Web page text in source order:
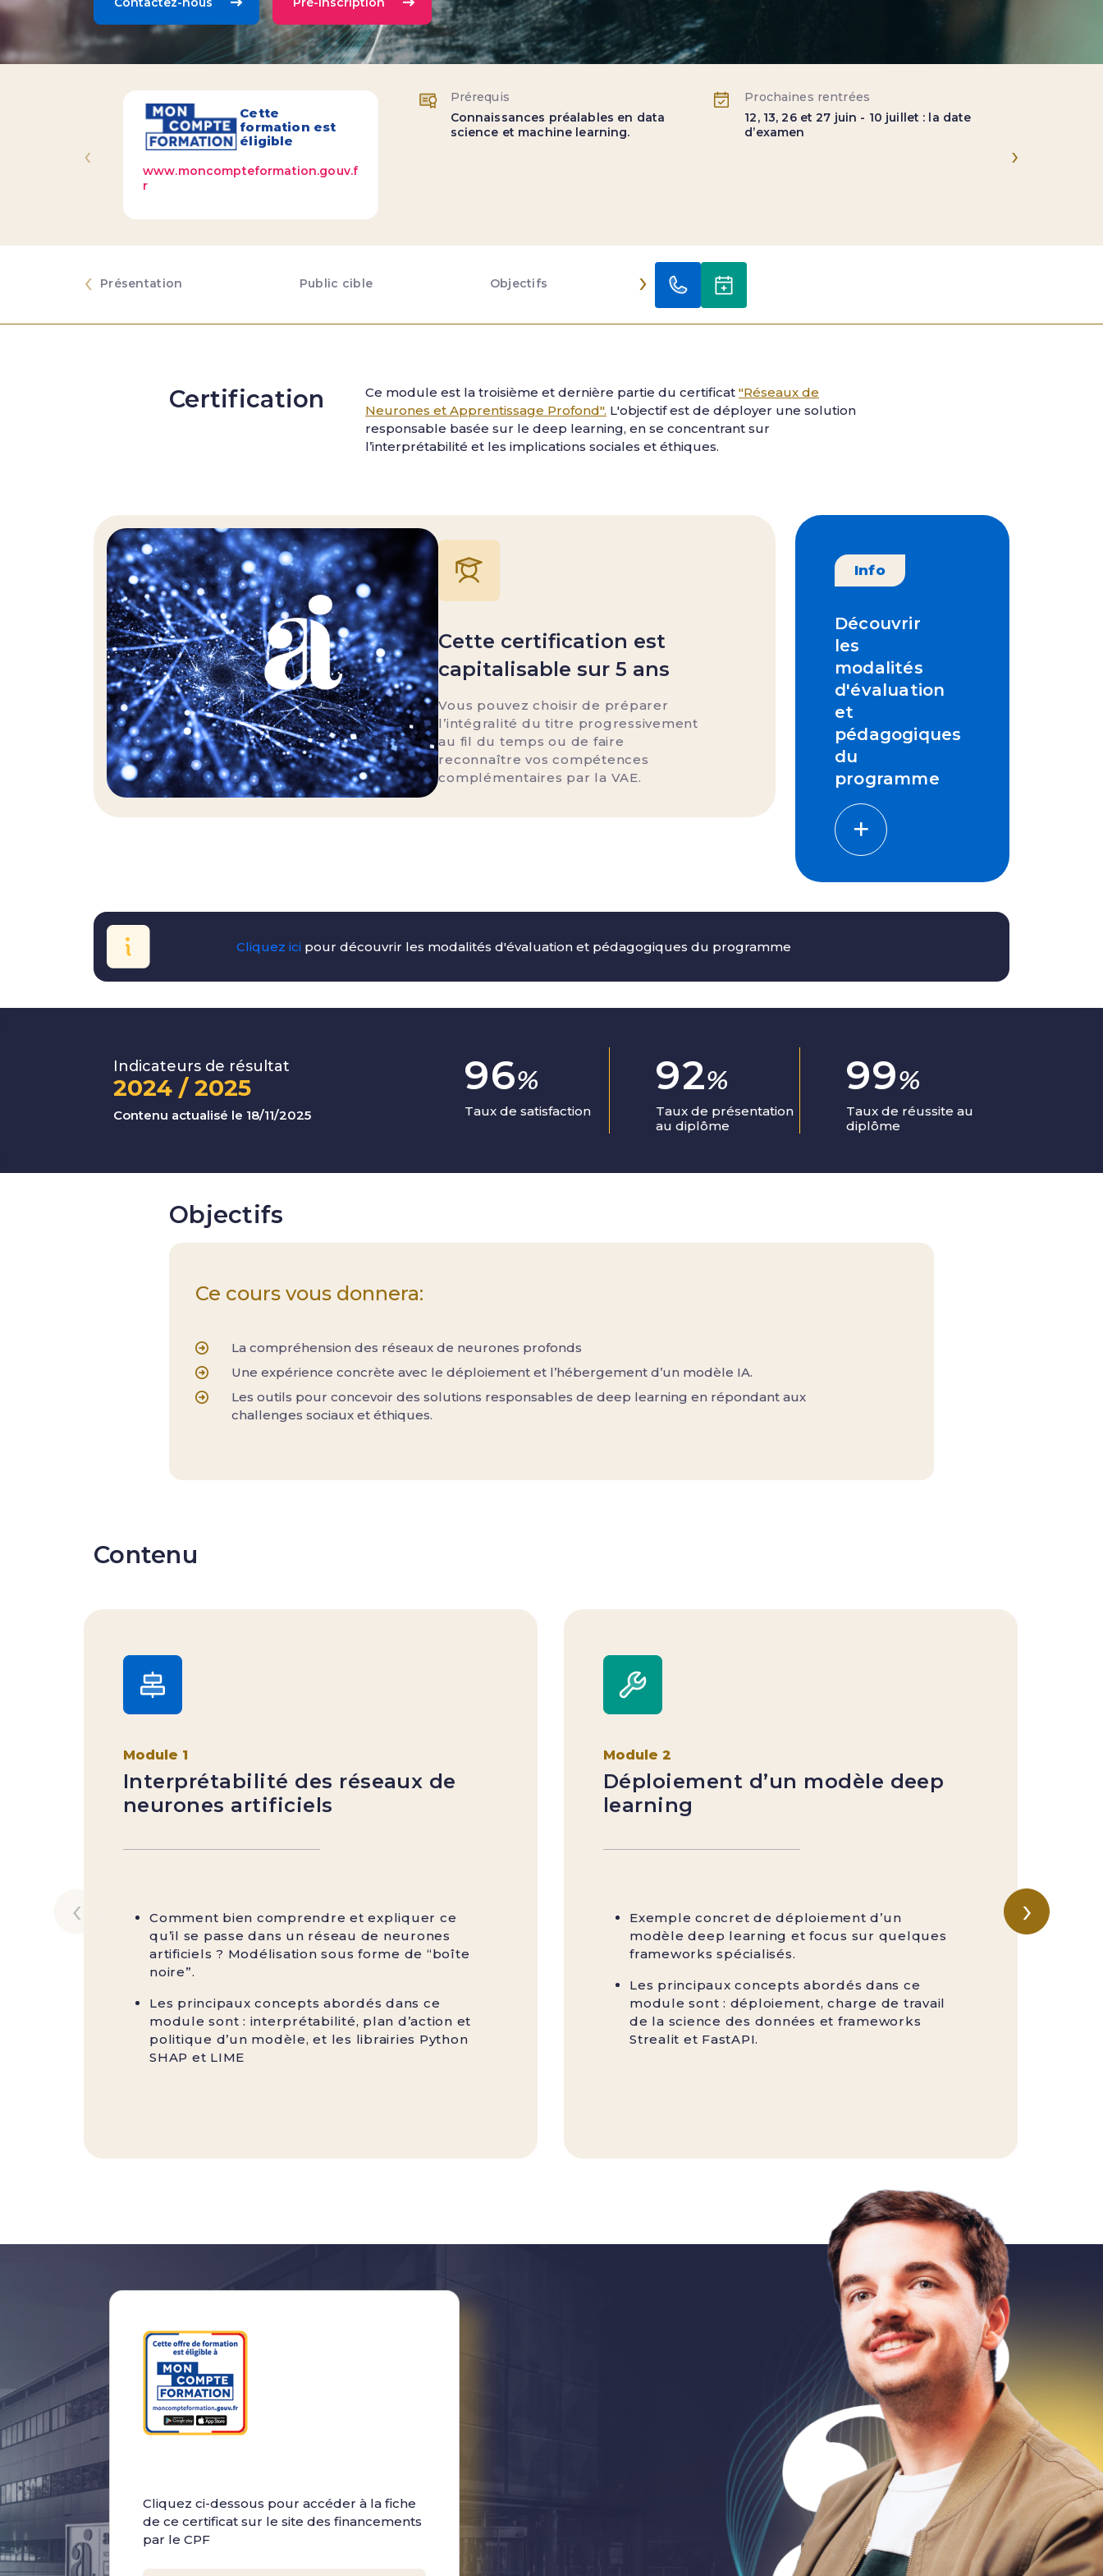
Cette
formation est
éligible
www.moncompteformation.gouv.f
r
Prérequis
Connaissances préalables en data
science et machine learning.
Prochaines rentrées
12, 13, 26 et 27 juin - 10 juillet : la date
d’examen
‹ ›
Présentation Public cible Objectifs Contenu
‹ ›
Certification Ce module est la troisième et dernière partie du certificat "Réseaux de
Neurones et Apprentissage Profond". L'objectif est de déployer une solution
responsable basée sur le deep learning, en se concentrant sur
l’interprétabilité et les implications sociales et éthiques.
Cette certification est
capitalisable sur 5 ans
Vous pouvez choisir de préparer
l’intégralité du titre progressivement
au fil du temps ou de faire
reconnaître vos compétences
complémentaires par la VAE.
Info
Découvrir
les
modalités
d'évaluation
et
pédagogiques
du
programme
Cliquez ici pour découvrir les modalités d'évaluation et pédagogiques du programme
Indicateurs de résultat
2024 / 2025
Contenu actualisé le 18/11/2025
96%
Taux de satisfaction
92%
Taux de présentation
au diplôme
100%
Taux de réussite au
diplôme
Objectifs
Ce cours vous donnera:
La compréhension des réseaux de neurones profonds
Une expérience concrète avec le déploiement et l’hébergement d’un modèle IA.
Les outils pour concevoir des solutions responsables de deep learning en répondant aux
challenges sociaux et éthiques.
Contenu
Module 1
Interprétabilité des réseaux de
neurones artificiels
Comment bien comprendre et expliquer ce
qu’il se passe dans un réseau de neurones
artificiels ? Modélisation sous forme de “boîte
noire”.
Les principaux concepts abordés dans ce
module sont : interprétabilité, plan d’action et
politique d’un modèle, et les librairies Python
SHAP et LIME
Module 2
Déploiement d’un modèle deep
learning
Exemple concret de déploiement d’un
modèle deep learning et focus sur quelques
frameworks spécialisés.
Les principaux concepts abordés dans ce
module sont : déploiement, charge de travail
de la science des données et frameworks
Strealit et FastAPI.
‹ ›
Cliquez ci-dessous pour accéder à la fiche
de ce certificat sur le site des financements
par le CPF